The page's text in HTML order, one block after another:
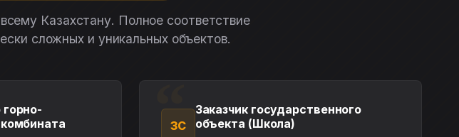
Казахстану. Полное соответствие
сложных и уникальных объектов.
ЗС
Заказчик государственного
объекта (Школа)